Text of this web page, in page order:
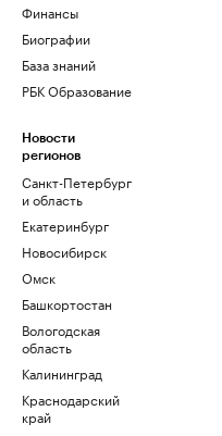
Финансы
Биографии
База знаний
РБК Образование
Новости
регионов
Санкт-Петербург
и область
Екатеринбург
Новосибирск
Омск
Башкортостан
Вологодская
область
Калининград
Краснодарский
край